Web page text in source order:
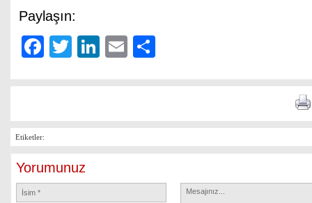
Paylaşın:
Facebook
TwitterLinkedIn
Email
Etiketler:
Yorumunuz